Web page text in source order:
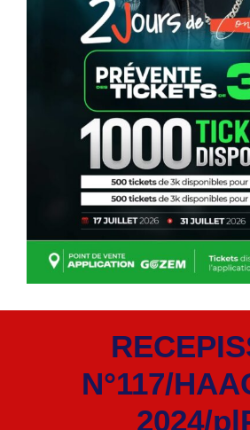
N°117/
2024/